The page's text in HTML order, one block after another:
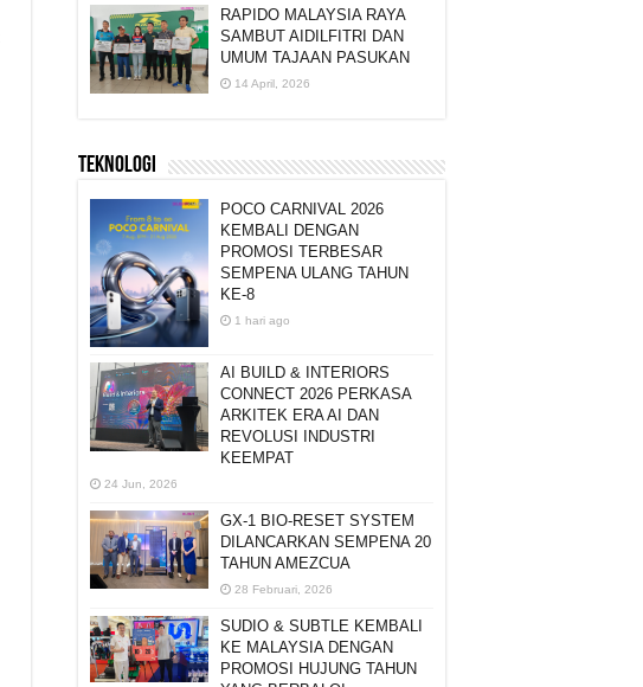
RAPIDO MALAYSIA RAYA
SAMBUT AIDILFITRI DAN
UMUM TAJAAN PASUKAN
14 April, 2026
TEKNOLOGI
POCO CARNIVAL 2026
KEMBALI DENGAN
PROMOSI TERBESAR
SEMPENA ULANG TAHUN
KE-8
1 hari ago
AI BUILD & INTERIORS
CONNECT 2026 PERKASA
ARKITEK ERA AI DAN
REVOLUSI INDUSTRI
KEEMPAT
24 Jun, 2026
GX-1 BIO-RESET SYSTEM
DILANCARKAN SEMPENA 20
TAHUN AMEZCUA
28 Februari, 2026
SUDIO & SUBTLE KEMBALI
KE MALAYSIA DENGAN
PROMOSI HUJUNG TAHUN